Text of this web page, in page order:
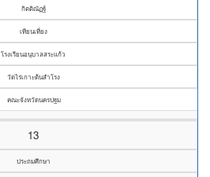
กิตติณัฏฐ์
เทียนเที่ยง
โรงเรียนอนุบาลสระแก้ว
วัดไร่เกาะต้นสำโรง
คณะจังหวัดนครปฐม
13
ประถมศึกษา